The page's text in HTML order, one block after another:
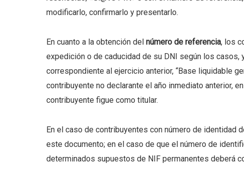
modificarlo, confirmarlo y presentarlo.
En cuanto a la obtención del número de referencia, los
expedición o de caducidad de su DNI según los casos,
correspondiente al ejercicio anterior, “Base liquidable
contribuyente no declarante el año inmediato anterior,
contribuyente figue como titular.
En el caso de contribuyentes con número de identidad
este documento; en el caso de que el número de
determinados supuestos de NIF permanentes deberá